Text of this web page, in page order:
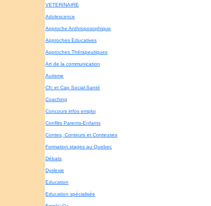
VETERINAIRE
Adolescence
Approche Anthroposophique
Approches Educatives
Approches Thérapeutiques
Art de la communication
Autisme
Cfc et Cap Social-Santé
Coaching
Concours infos emploi
Conflits Parents-Enfants
Contes, Conteurs et Conteuses
Formation stages au Quebec
Débats
Dyslexie
Education
Education spécialisée